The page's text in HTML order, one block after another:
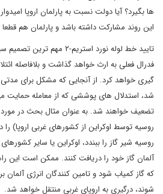
ها بگیرد؟ آیا دولت نسبت به پارلمان اروپا
این روند مشارکت داشته باشد و پارلمان هم قطعا
تایید خط لوله نورد
فدرال فعلی به ارث خواهد گذاشت و بلافاصله
گیری خواهد کرد. از آنجایی که مشکل برای مدتی
شد، استدلال های پوششی که از معامله حمایت
تضعیف خواهند شد. به عنوان مثال بحث در
روسیه توسط اوکراین از کشورهای غربی اروپا)
روسیه شیر گاز را ببندد، اوکراین یا سایر
آلمان گاز خود را دریافت کنند. ممکن است این
که گاز کمیاب شود و تامین کنندگان انرژی
شوند، درگیری به اروپای غربی منتقل خواهد شد.